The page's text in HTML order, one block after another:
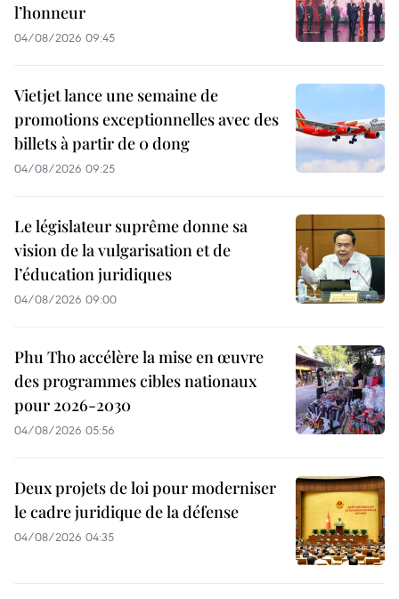
l’honneur
04/08/2026 09:45
Vietjet lance une semaine de
promotions exceptionnelles avec des
billets à partir de 0 dong
04/08/2026 09:25
Le législateur suprême donne sa
vision de la vulgarisation et de
l’éducation juridiques
04/08/2026 09:00
Phu Tho accélère la mise en œuvre
des programmes cibles nationaux
pour 2026-2030
04/08/2026 05:56
Deux projets de loi pour moderniser
le cadre juridique de la défense
04/08/2026 04:35